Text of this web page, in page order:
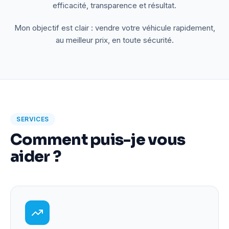
efficacité, transparence et résultat.
Mon objectif est clair : vendre votre véhicule rapidement,
au meilleur prix, en toute sécurité.
SERVICES
Comment puis-je vous
aider ?